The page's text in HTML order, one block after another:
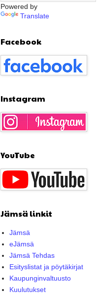
Powered by
Translate
Facebook
Instagram
YouTube
Jämsä linkit
Jämsä
eJämsä
Jämsä Tehdas
Esityslistat ja pöytäkirjat
Kaupunginvaltuusto
Kuulutukset